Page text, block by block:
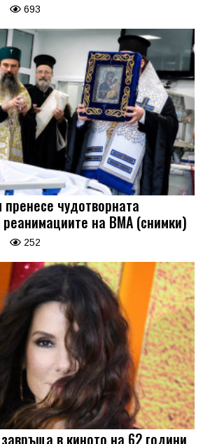
693
чудотворната
реанимациите на ВМА (снимки)
252
в киното на 62 години